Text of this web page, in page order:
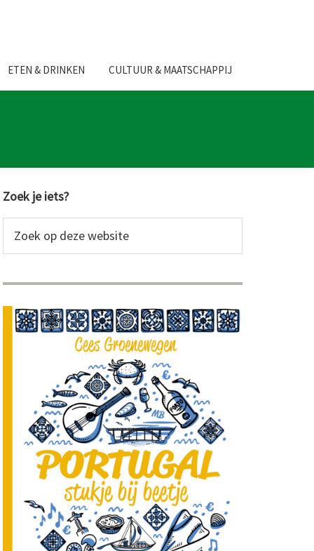
ETEN & DRINKEN CULTUUR & MAATSCHAPPIJ
Primaire
Sidebar
Zoek je iets?
op
website